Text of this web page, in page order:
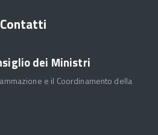
Contatti
dei Ministri
e il Coordinamento della